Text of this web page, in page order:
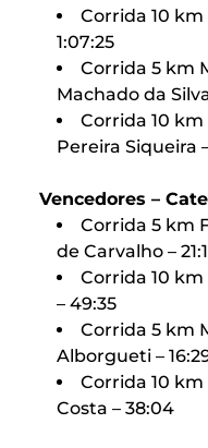
Corrida 10
1:07:25
Corrida 5 km
Machado da
Corrida 10
Pereira Siqueira
Vencedores –
Corrida 5 km
de Carvalho –
Corrida 10
– 49:35
Corrida 5 km
Alborgueti –
Corrida 10
Costa – 38:04